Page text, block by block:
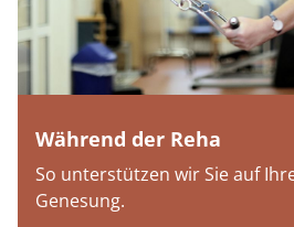
Während der Reha
So unterstützen wir Sie auf
Genesung.